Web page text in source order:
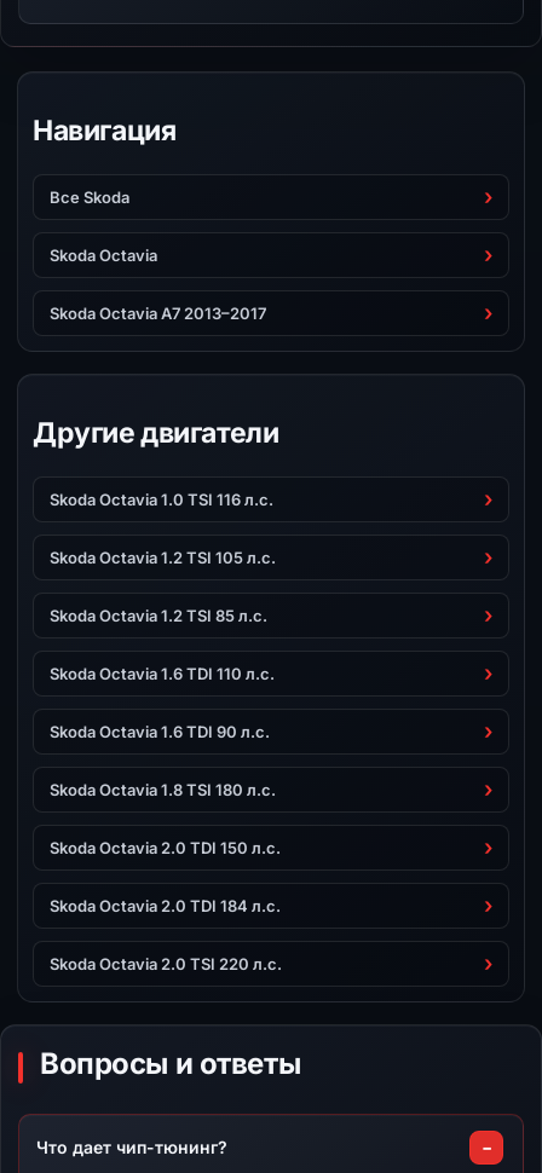
Навигация
Все Skoda
Skoda Octavia
Skoda Octavia A7 2013–2017
Другие двигатели
Skoda Octavia 1.0 TSI 116 л.с.
Skoda Octavia 1.2 TSI 105 л.с.
Skoda Octavia 1.2 TSI 85 л.с.
Skoda Octavia 1.6 TDI 110 л.с.
Skoda Octavia 1.6 TDI 90 л.с.
Skoda Octavia 1.8 TSI 180 л.с.
Skoda Octavia 2.0 TDI 150 л.с.
Skoda Octavia 2.0 TDI 184 л.с.
Skoda Octavia 2.0 TSI 220 л.с.
Вопросы и ответы
Что дает чип-тюнинг?